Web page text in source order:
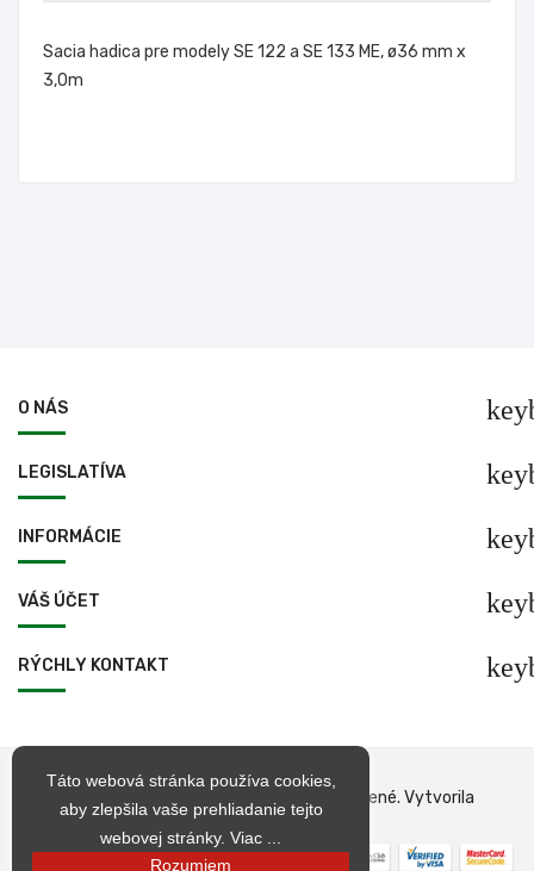
Sacia hadica pre modely SE 122 a SE 133 ME, ø36 mm x
3,0m
O NÁS
LEGISLATÍVA
INFORMÁCIE
VÁŠ ÚČET
RÝCHLY KONTAKT
Táto webová stránka používa cookies,
aby zlepšila vaše prehliadanie tejto
webovej stránky. Viac ...
Rozumiem
© 1998 – 2026 jarkop.sk Všetky práva vyhradené. Vytvorila